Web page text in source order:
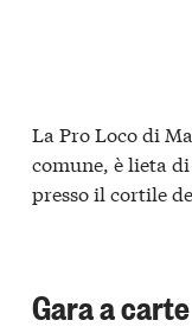
La Pro Loco di
comune, è lieta
presso il cortile
Gara a carte